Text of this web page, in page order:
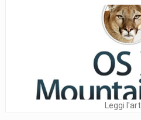
Leggi